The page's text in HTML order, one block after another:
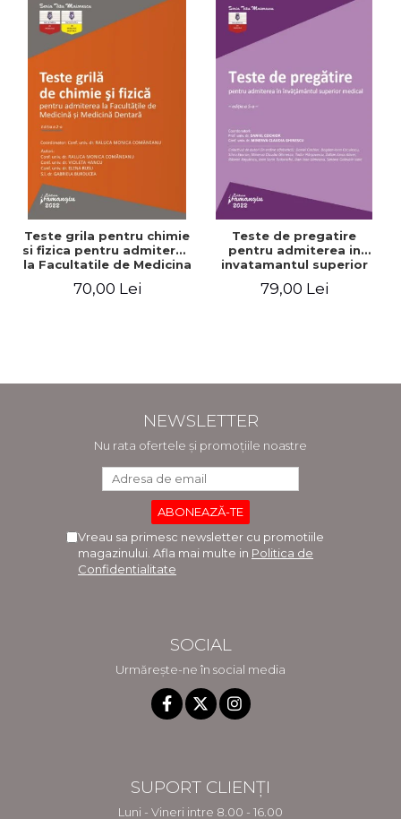
Teste grila pentru chimie
si fizica pentru admiterea
la Facultatile de Medicina
Editia a II-a - Raluca
70,00 Lei
Teste de pregatire
pentru admiterea in
invatamantul superior
Daniel Cochior, Minerva
79,00 Lei
NEWSLETTER
Nu rata ofertele și promoțiile noastre
Vreau sa primesc newsletter cu promotiile
magazinului. Afla mai multe in Politica de
Confidentialitate
SOCIAL
Urmărește-ne în social media
SUPORT CLIENȚI
Luni - Vineri intre 8.00 - 16.00